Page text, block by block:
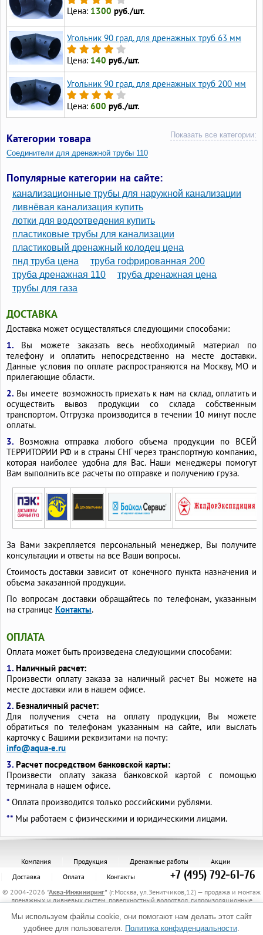
Цена: 1300 руб./шт.
Угольник 90 град. для дренажных труб 63 мм
Цена: 140 руб./шт.
Угольник 90 град. для дренажных труб 200 мм
Цена: 600 руб./шт.
Категории товара Показать все категории:
Соединители для дренажной трубы 110
Популярные категории на сайте:
канализационные трубы для наружной канализации
ливнёвая канализация купить
лотки для водоотведения купить
пластиковые трубы для канализации
пластиковый дренажный колодец цена
пнд труба цена
труба гофрированная 200
труба дренажная 110
труба дренажная цена
трубы для газа
ДОСТАВКА
Доставка может осуществляться следующими способами:
1. Вы можете заказать весь необходимый материал по
телефону и оплатить непосредственно на месте доставки.
Данные условия по оплате распространяются на Москву, МО и
прилегающие области.
2. Вы имеете возможность приехать к нам на склад, оплатить и
осуществить вывоз продукции со склада собственным
транспортом. Отгрузка производится в течении 10 минут после
оплаты.
3. Возможна отправка любого объема продукции по ВСЕЙ
ТЕРРИТОРИИ РФ и в страны СНГ через транспортную компанию,
которая наиболее удобна для Вас. Наши менеджеры помогут
Вам выполнить все расчеты по отправке и получению груза.
За Вами закрепляется персональный менеджер, Вы получите
консультации и ответы на все Ваши вопросы.
Стоимость доставки зависит от конечного пункта назначения и
объема заказанной продукции.
По вопросам доставки обращайтесь по телефонам, указанным
на странице Контакты.
ОПЛАТА
Оплата может быть произведена следующими способами:
1. Наличный расчет:
Произвести оплату заказа за наличный расчет Вы можете на
месте доставки или в нашем офисе.
2. Безналичный расчет:
Для получения счета на оплату продукции, Вы можете
обратиться по телефонам указанным на сайте, или выслать
карточку с Вашими реквизитами на почту:
info@aqua-e.ru
3. Расчет посредством банковской карты:
Произвести оплату заказа банковской картой с помощью
терминала в нашем офисе.
* Оплата производится только российскими рублями.
** Мы работаем с физическими и юридическими лицами.
Компания Продукция Дренажные работы
Акции
Доставка
Оплата Контакты +7 (495) 792-61-76
© 2004-2026 "Аква-Инжиниринг" (г.Москва, ул.Зенитчиков,12) — продажа и монтаж
дренажных и ливневых систем, поверхностный водоотвод, гидроизоляционные
для укрепления грунта, электрообогрев трубопроводов.
Политика обработки персональных данных
Мы используем файлы cookie, они помогают нам делать этот сайт
удобнее для пользователя. Политика конфиденциальности.